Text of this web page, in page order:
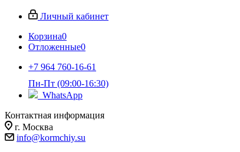
Личный кабинет
Корзина0
Отложенные0
+7 964 760-16-61
Пн-Пт (09:00-16:30)
WhatsApp
Контактная информация
г. Москва
info@kormchiy.su